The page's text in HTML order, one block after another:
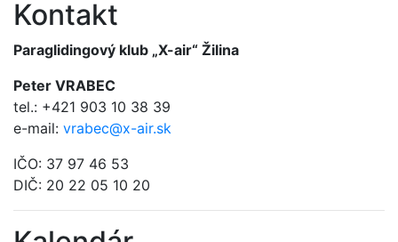
Kontakt
Paraglidingový klub „X-air“ Žilina
Peter VRABEC
tel.: +421 903 10 38 39
e-mail: vrabec@x-air.sk
IČO: 37 97 46 53
DIČ: 20 22 05 10 20